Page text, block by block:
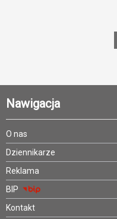
Nawigacja
O nas
Dziennikarze
Reklama
BIP
Kontakt